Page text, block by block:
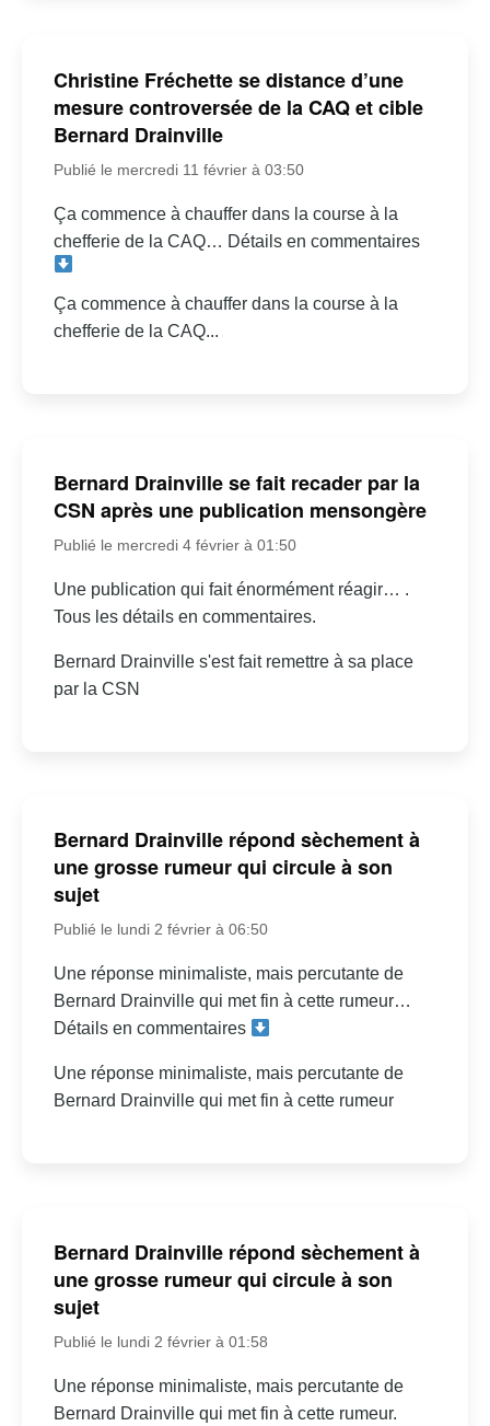
Christine Fréchette se distance d’une
mesure controversée de la CAQ et cible
Bernard Drainville
Publié le mercredi 11 février à 03:50
Ça commence à chauffer dans la course à la
chefferie de la CAQ… Détails en commentaires
Ça commence à chauffer dans la course à la
chefferie de la CAQ...
Bernard Drainville se fait recader par la
CSN après une publication mensongère
Publié le mercredi 4 février à 01:50
Une publication qui fait énormément réagir… .
Tous les détails en commentaires.
Bernard Drainville s'est fait remettre à sa place
par la CSN
Bernard Drainville répond sèchement à
une grosse rumeur qui circule à son
sujet
Publié le lundi 2 février à 06:50
Une réponse minimaliste, mais percutante de
Bernard Drainville qui met fin à cette rumeur…
Détails en commentaires
Une réponse minimaliste, mais percutante de
Bernard Drainville qui met fin à cette rumeur
Bernard Drainville répond sèchement à
une grosse rumeur qui circule à son
sujet
Publié le lundi 2 février à 01:58
Une réponse minimaliste, mais percutante de
Bernard Drainville qui met fin à cette rumeur.